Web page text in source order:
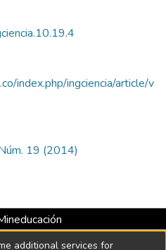
index.php/ingciencia/article/v
19 (2014)
Institucional hasta 2026 -
additional services for